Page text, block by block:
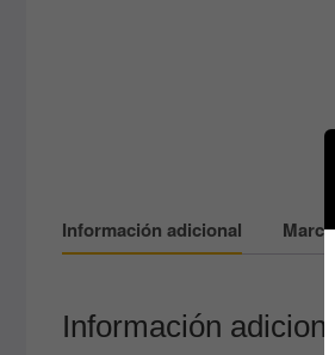
Información adicional Marca
Información adicional